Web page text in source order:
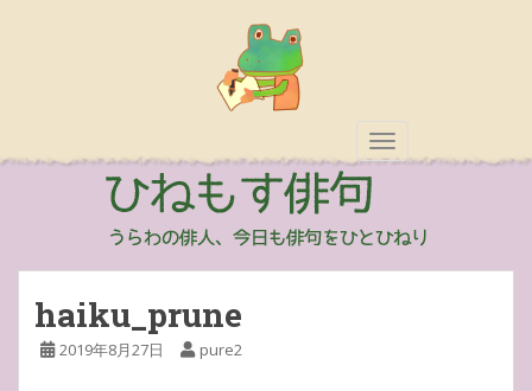
TOGGLE
haiku_prune
2019年8月27日 pure2